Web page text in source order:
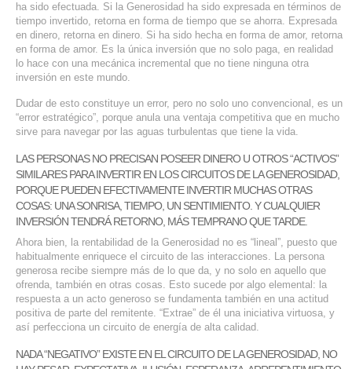
ha sido efectuada. Si la Generosidad ha sido expresada en términos de
tiempo invertido, retorna en forma de tiempo que se ahorra. Expresada
en dinero, retorna en dinero. Si ha sido hecha en forma de amor, retorna
en forma de amor. Es la única inversión que no solo paga, en realidad
lo hace con una mecánica incremental que no tiene ninguna otra
inversión en este mundo.
Dudar de esto constituye un error, pero no solo uno convencional, es un
“error estratégico”, porque anula una ventaja competitiva que en mucho
sirve para navegar por las aguas turbulentas que tiene la vida.
LAS PERSONAS NO PRECISAN POSEER DINERO U OTROS “ACTIVOS”
SIMILARES PARA INVERTIR EN LOS CIRCUITOS DE LA GENEROSIDAD,
PORQUE PUEDEN EFECTIVAMENTE INVERTIR MUCHAS OTRAS
COSAS: UNA SONRISA, TIEMPO, UN SENTIMIENTO. Y CUALQUIER
INVERSIÓN TENDRÁ RETORNO, MÁS TEMPRANO QUE TARDE.
Ahora bien, la rentabilidad de la Generosidad no es “lineal”, puesto que
habitualmente enriquece el circuito de las interacciones. La persona
generosa recibe siempre más de lo que da, y no solo en aquello que
ofrenda, también en otras cosas. Esto sucede por algo elemental: la
respuesta a un acto generoso se fundamenta también en una actitud
positiva de parte del remitente. “Extrae” de él una iniciativa virtuosa, y
así perfecciona un circuito de energía de alta calidad.
NADA “NEGATIVO” EXISTE EN EL CIRCUITO DE LA GENEROSIDAD, NO